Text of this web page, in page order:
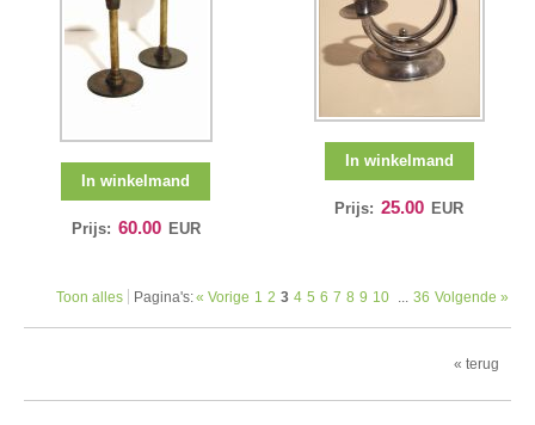
In winkelmand
Prijs: 60.00 EUR
In winkelmand
Prijs: 25.00 EUR
Toon alles Pagina's:« Vorige 1 2 3 4 5 6 7 8 9 10 36 Volgende »
« terug